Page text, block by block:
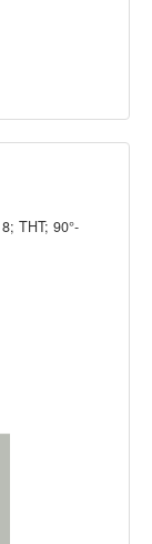
THT; 90°-